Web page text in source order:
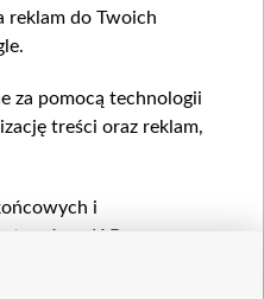
reklam do Twoich
za pomocą technologii
treści oraz reklam,
i
z IAB
reklam,
treści, pomiaru